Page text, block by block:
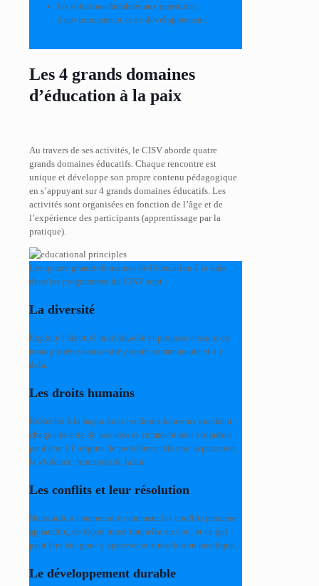
les solutions durables aux questions
d'environnement et de développement.
Les 4 grands domaines
d’éducation à la paix
Au travers de ses activités, le CISV aborde quatre
grands domaines éducatifs. Chaque rencontre est
unique et développe son propre contenu pédagogique
en s’appuyant sur 4 grands domaines éducatifs. Les
activités sont organisées en fonction de l’âge et de
l’expérience des participants (apprentissage par la
pratique).
Les quatre grands domaines de l'éducation à la paix
dans les programmes du CISV sont :
La diversité
Explore l'identité individuelle et propose ensuite de
nous projeter dans notre propre communauté et au-
delà.
Les droits humains
Réfléchit à la façon dont les droits humains touchent
chaque facette de nos vies et comment leur violation
peut être à l’origine de problèmes tels que la pauvreté,
la violence, le mépris de la loi.
Les conflits et leur résolution
Nous aide à comprendre comment les conflits peuvent
apparaître, de façon intentionnelle ou non, et ce qui
peut être fait pour y apporter une résolution pacifique.
Le développement durable